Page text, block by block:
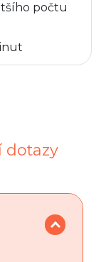
počtu
dotazy